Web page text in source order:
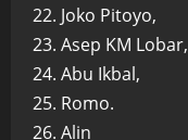
22. Joko Pitoyo,
23. Asep KM Lobar,
24. Abu Ikbal,
25. Romo.
26. Alin